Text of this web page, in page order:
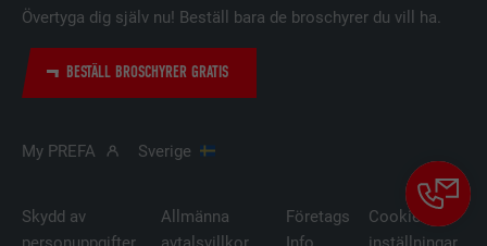
Övertyga dig själv nu! Beställ bara de broschyrer du vill ha.
BESTÄLL BROSCHYRER GRATIS
My PREFA Sverige
Skydd av
Allmänna
Företags
Cookie-
EFTERNAMN lidc
LEVERANTÖRER LinkedIn
nätverkstjänsten LinkedIn för att
spåra användningen av inbäddade
tjänster.